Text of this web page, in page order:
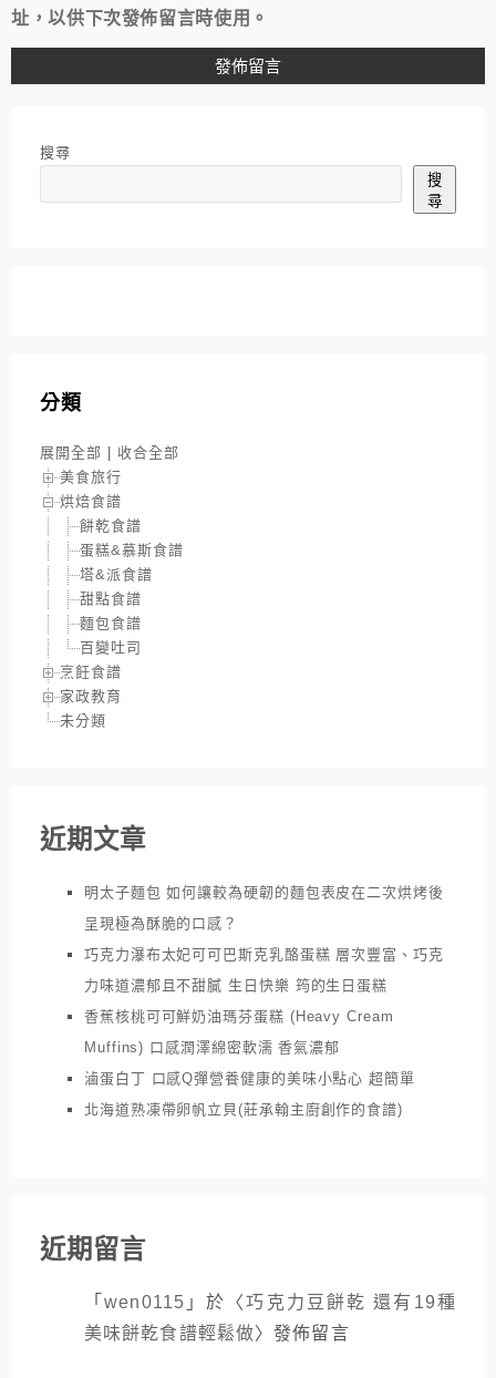
址，以供下次發佈留言時使用。
搜尋
搜
尋
分類
展開全部
收合全部
美食旅行
烘焙食譜
餅乾食譜
蛋糕&慕斯食譜
塔&派食譜
甜點食譜
麵包食譜
百變吐司
烹飪食譜
家政教育
未分類
近期文章
明太子麵包 如何讓較為硬韌的麵包表皮在二次烘烤後
呈現極為酥脆的口感？
巧克力瀑布太妃可可巴斯克乳酪蛋糕 層次豐富、巧克
力味道濃郁且不甜膩 生日快樂 筠的生日蛋糕
香蕉核桃可可鮮奶油瑪芬蛋糕 (Heavy Cream
Muffins) 口感潤澤綿密軟濡 香氣濃郁
滷蛋白丁 口感Q彈營養健康的美味小點心 超簡單
北海道熟凍帶卵帆立貝(莊承翰主廚創作的食譜)
近期留言
「wen0115 」於〈巧克力豆餅乾 還有19種
美味餅乾食譜輕鬆做〉發佈留言